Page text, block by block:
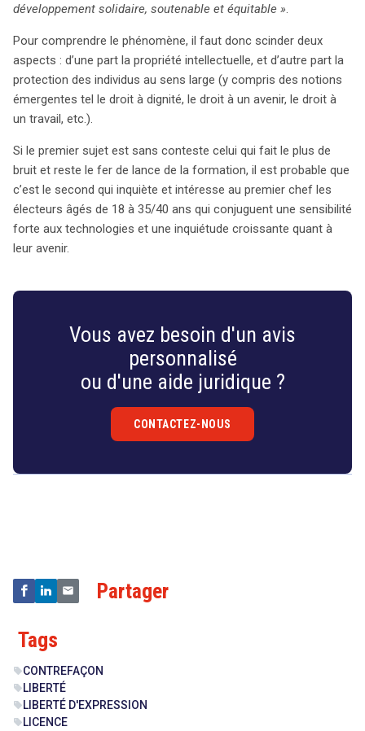
développement solidaire, soutenable et équitable ».
Pour comprendre le phénomène, il faut donc scinder deux
aspects : d’une part la propriété intellectuelle, et d’autre part la
protection des individus au sens large (y compris des notions
émergentes tel le droit à dignité, le droit à un avenir, le droit à
un travail, etc.).
Si le premier sujet est sans conteste celui qui fait le plus de
bruit et reste le fer de lance de la formation, il est probable que
c’est le second qui inquiète et intéresse au premier chef les
électeurs âgés de 18 à 35/40 ans qui conjuguent une sensibilité
forte aux technologies et une inquiétude croissante quant à
leur avenir.
Vous avez besoin d'un avis
personnalisé
ou d'une aide juridique ?
CONTACTEZ-NOUS
Partager
Tags
sellCONTREFAÇON
sell LIBERTÉ
sell LIBERTÉ D'EXPRESSION
sell LICENCE
search